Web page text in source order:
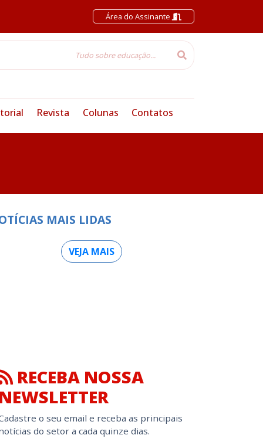
Área do Assinante
Revista Colunas Contatos
MAIS LIDAS
VEJA MAIS
RECEBA NOSSA
o seu email e receba as principais
do setor a cada quinze dias.